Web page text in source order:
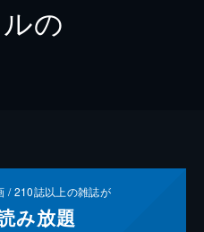
の
/210誌以上の雑誌が
み放題